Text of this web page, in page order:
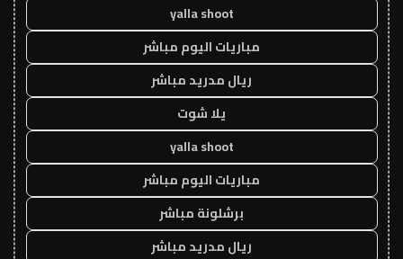
yalla shoot
مباريات اليوم مباشر
ريال مدريد مباشر
يلا شوت
yalla shoot
مباريات اليوم مباشر
برشلونة مباشر
ريال مدريد مباشر